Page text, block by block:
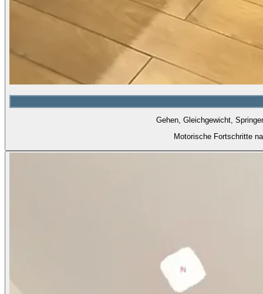
Gehen, Gleichgewicht,
Motorische Fortschritte